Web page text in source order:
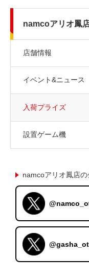
namcoアリオ鳳
店舗情報
イベント&ニュース
入荷プライズ
設置ゲーム機
namcoアリオ鳳店の